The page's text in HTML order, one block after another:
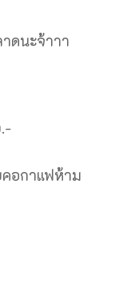
ดนะจ้าาา
คอกาแฟห้าม